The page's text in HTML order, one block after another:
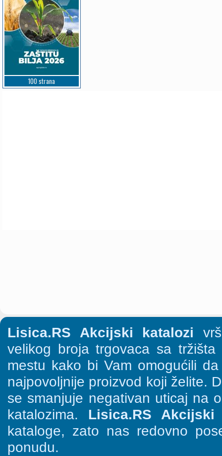
100 strana
Lisica.RS Akcijski katalozi
velikog broja trgovaca sa
mestu kako bi Vam omogućili
najpovoljnije proizvod koji želite.
se smanjuje negativan uticaj na
katalozima. Lisica.RS Akcijski
kataloge, zato nas redovno
ponudu.